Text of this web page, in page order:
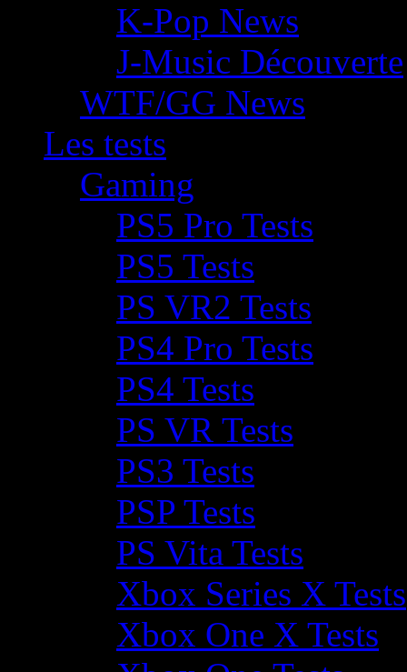
K-Pop News
J-Music Découverte
WTF/GG News
Les tests
Gaming
PS5 Pro Tests
PS5 Tests
PS VR2 Tests
PS4 Pro Tests
PS4 Tests
PS VR Tests
PS3 Tests
PSP Tests
PS Vita Tests
Xbox Series X Tests
Xbox One X Tests